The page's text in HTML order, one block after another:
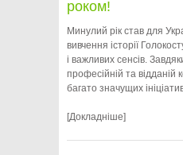
роком!
Минулий рік став для
вивчення історії
і важливих сенсів.
професійній та відданій
багато значущих
[Докладніше]